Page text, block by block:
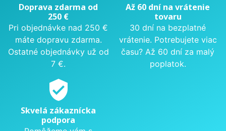
Doprava zdarma od
250 €
Pri objednávke nad 250 €
máte dopravu zdarma.
Ostatné objednávky už od
7 €.
Až 60 dní na vrátenie
tovaru
30 dní na bezplatné
vrátenie. Potrebujete viac
času? Až 60 dní za malý
poplatok.
verified_user
Skvelá zákaznícka
podpora